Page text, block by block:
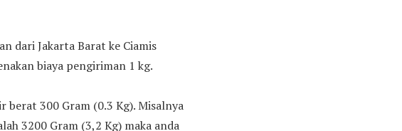
dari Jakarta Barat ke Ciamis
biaya pengiriman 1 kg.
300 Gram (0.3 Kg). Misalnya
3200 Gram (3,2 Kg) maka anda